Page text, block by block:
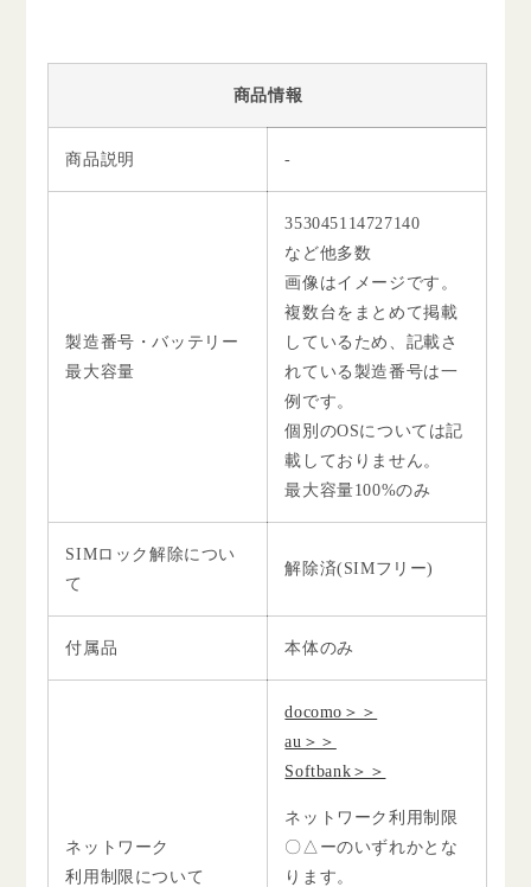
商品情報
商品説明 -
製造番号・バッテリー
最大容量
353045114727140
など他多数
画像はイメージです。
複数台をまとめて掲載
しているため、記載さ
れている製造番号は一
例です。
個別のOSについては記
載しておりません。
最大容量100%のみ
SIMロック解除につい
て
解除済(SIMフリー)
付属品 本体のみ
ネットワーク
利用制限について
docomo＞＞
au＞＞
Softbank＞＞
ネットワーク利用制限
〇△ーのいずれかとな
ります。